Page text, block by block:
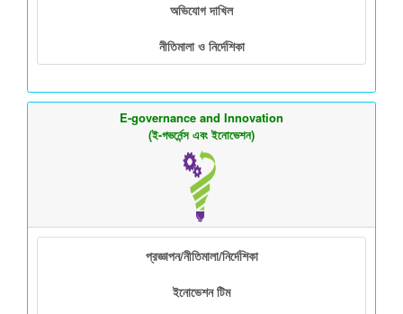
অভিযোগ দাখিল
নীতিমালা ও নির্দেশিকা
E-governance and Innovation
(ই-গভর্নেন্স এবং ইনোভেশন)
প্রজ্ঞাপন/নীতিমালা/নির্দেশিকা
ইনোভেশন টিম